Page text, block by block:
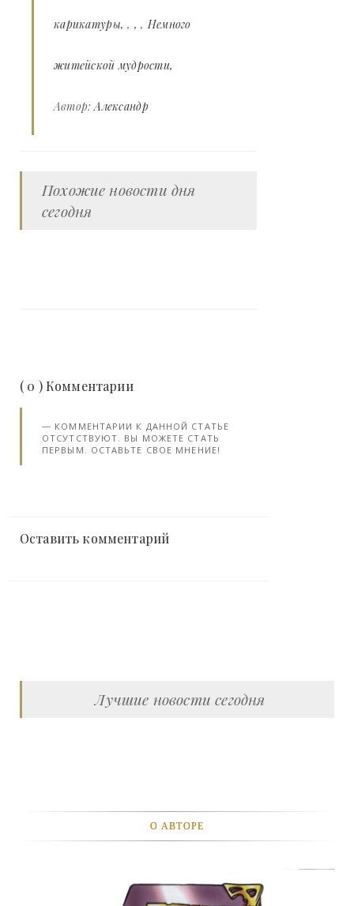
карикатуры , ,Немного
житейской мудрости
Автор:Александр
Похожие новости дня
сегодня
( 0 ) Комментарии
КОММЕНТАРИИ К ДАННОЙ СТАТЬЕ
ОТСУТСТВУЮТ. ВЫ МОЖЕТЕ СТАТЬ
ПЕРВЫМ. ОСТАВЬТЕ СВОЕ МНЕНИЕ!
Оставить комментарий
Лучшие новости сегодня
О АВТОРЕ